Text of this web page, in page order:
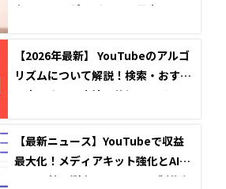
有」でエンゲージメント最大化！
【2026年最新】 YouTubeのアルゴ
リズムについて解説！検索・おすす
め表示される方法と仕組みとは？
【最新ニュース】YouTubeで収益
最大化！メディアキット強化とAIツ
ールで効果測定とコンテンツ制作を